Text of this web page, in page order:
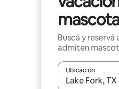
Buscá y
admiten
Ubicación
Cuando los